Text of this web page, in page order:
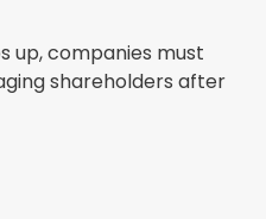
up, companies must
shareholders after